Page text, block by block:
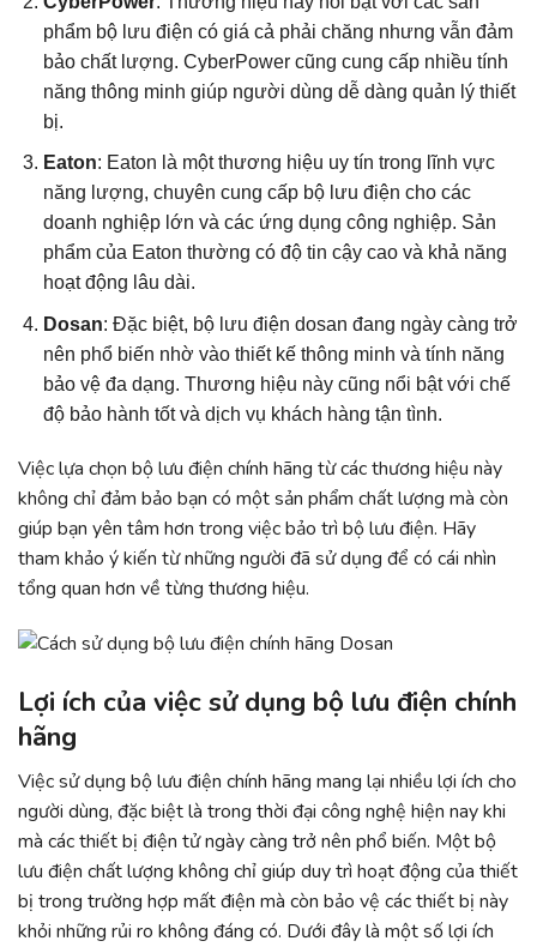
phẩm bộ lưu điện có giá cả phải chăng nhưng vẫn đảm
bảo chất lượng. CyberPower cũng cung cấp nhiều tính
năng thông minh giúp người dùng dễ dàng quản lý thiết
bị.
Eaton: Eaton là một thương hiệu uy tín trong lĩnh vực
năng lượng, chuyên cung cấp bộ lưu điện cho các
doanh nghiệp lớn và các ứng dụng công nghiệp. Sản
phẩm của Eaton thường có độ tin cậy cao và khả năng
hoạt động lâu dài.
Dosan: Đặc biệt, bộ lưu điện dosan đang ngày càng trở
nên phổ biến nhờ vào thiết kế thông minh và tính năng
bảo vệ đa dạng. Thương hiệu này cũng nổi bật với chế
độ bảo hành tốt và dịch vụ khách hàng tận tình.
Việc lựa chọn bộ lưu điện chính hãng từ các thương hiệu này
không chỉ đảm bảo bạn có một sản phẩm chất lượng mà còn
giúp bạn yên tâm hơn trong việc bảo trì bộ lưu điện. Hãy
tham khảo ý kiến từ những người đã sử dụng để có cái nhìn
tổng quan hơn về từng thương hiệu.
Lợi ích của việc sử dụng bộ lưu điện chính
hãng
Việc sử dụng bộ lưu điện chính hãng mang lại nhiều lợi ích cho
người dùng, đặc biệt là trong thời đại công nghệ hiện nay khi
mà các thiết bị điện tử ngày càng trở nên phổ biến. Một bộ
lưu điện chất lượng không chỉ giúp duy trì hoạt động của thiết
bị trong trường hợp mất điện mà còn bảo vệ các thiết bị này
khỏi những rủi ro không đáng có. Dưới đây là một số lợi ích